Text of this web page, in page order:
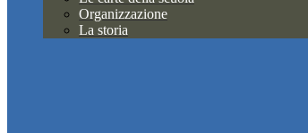
Organizzazione
La storia